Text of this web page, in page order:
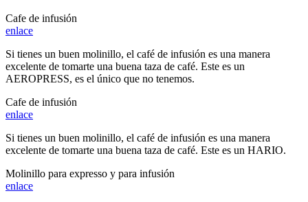
Cafe de infusión
enlace
Si tienes un buen molinillo, el café de infusión es una manera
excelente de tomarte una buena taza de café. Este es un
AEROPRESS, es el único que no tenemos.
Cafe de infusión
enlace
Si tienes un buen molinillo, el café de infusión es una manera
excelente de tomarte una buena taza de café. Este es un HARIO.
Molinillo para expresso y para infusión
enlace